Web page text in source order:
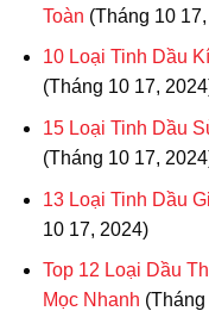
Toàn (Tháng 10
10 Loại Tinh Dầu
(Tháng 10 17,
15 Loại Tinh Dầu
(Tháng 10 17,
13 Loại Tinh Dầu
10 17, 2024)
Top 12 Loại Dầu
Mọc Nhanh